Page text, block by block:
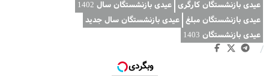
عیدی بازنشستگان کارگری عیدی بازنشستگان سال 1402
عیدی بازنشستگان مبلغ عیدی بازنشستگان سال جدید
عیدی بازنشستگان 1403
/
وبگردی